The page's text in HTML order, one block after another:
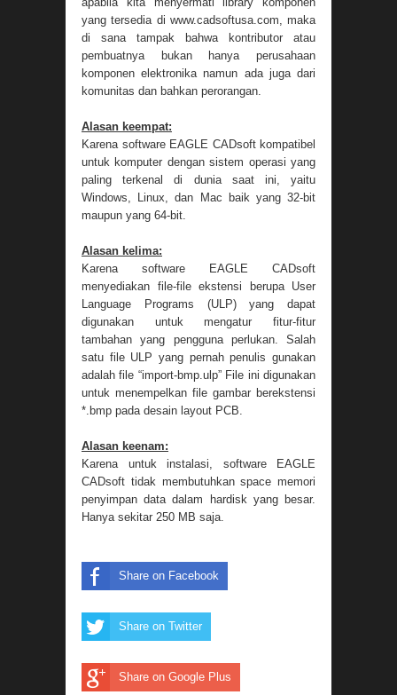
yang tersedia di www.cadsoftusa.com, maka
di sana tampak bahwa kontributor atau
pembuatnya bukan hanya perusahaan
komponen elektronika namun ada juga dari
komunitas dan bahkan perorangan.
Alasan keempat:
Karena software EAGLE CADsoft kompatibel
untuk komputer dengan sistem operasi yang
paling terkenal di dunia saat ini, yaitu
Windows, Linux, dan Mac baik yang 32-bit
maupun yang 64-bit.
Alasan kelima:
Karena software EAGLE CADsoft
menyediakan file-file ekstensi berupa User
Language Programs (ULP) yang dapat
digunakan untuk mengatur fitur-fitur
tambahan yang pengguna perlukan. Salah
satu file ULP yang pernah penulis gunakan
adalah file “import-bmp.ulp” File ini digunakan
untuk menempelkan file gambar berekstensi
*.bmp pada desain layout PCB.
Alasan keenam:
Karena untuk instalasi, software EAGLE
CADsoft tidak membutuhkan space memori
penyimpan data dalam hardisk yang besar.
Hanya sekitar 250 MB saja.
Share on Facebook
Share on Twitter
Share on Google Plus